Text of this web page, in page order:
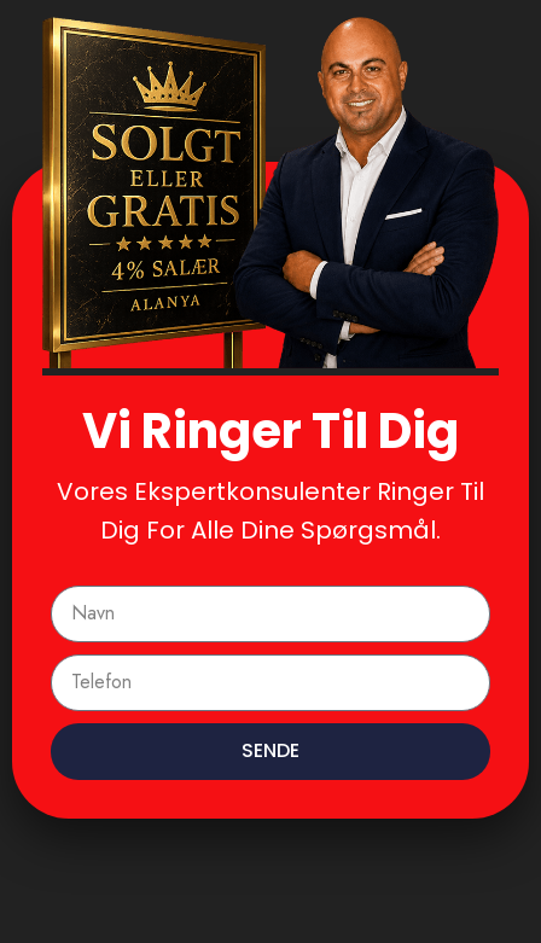
Vi Ringer Til Dig
Vores Ekspertkonsulenter Ringer Til
Dig For Alle Dine Spørgsmål.
SENDE